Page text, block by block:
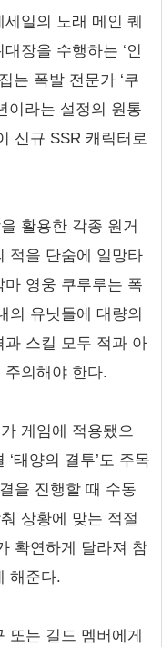
일의 노래 메인 퀘
장을 수행하는 ‘인
는 폭발 전문가 ‘쿠
이라는 설정의 원통
신규 SSR 캐릭터로
활용한 각종 원거
적을 단숨에 일망타
영웅 쿠루루는 폭
의 유닛들에 대량의
스킬 모두 적과 아
의해야 한다.
게임에 적용됐으
태양의 결투’도 주목
을 진행할 때 수동
상황에 맞는 적절
확연하게 달라져 참
해준다.
또는 길드 멤버에게